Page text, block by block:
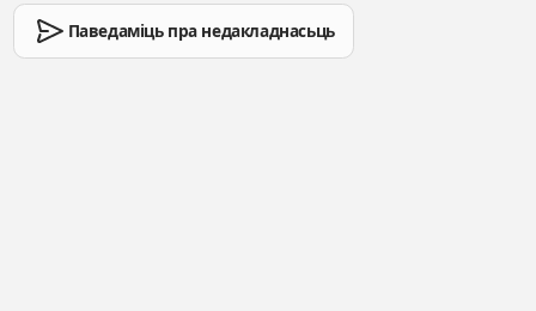
Паведаміць пра недакладнасьць